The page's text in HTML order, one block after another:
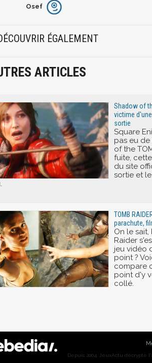
Furieux
Joyeux
Osef
ÉGALEMENT
ARTICLES
Shadow of
victime
sortie
Square
pas eu
of the
fuite,
du site
sortie et
TOMB
parachute,
On le
Raider
jeu vidéo
point ?
compare
point d'y
collé.
Depuis 2004, JeuxActu décrypte